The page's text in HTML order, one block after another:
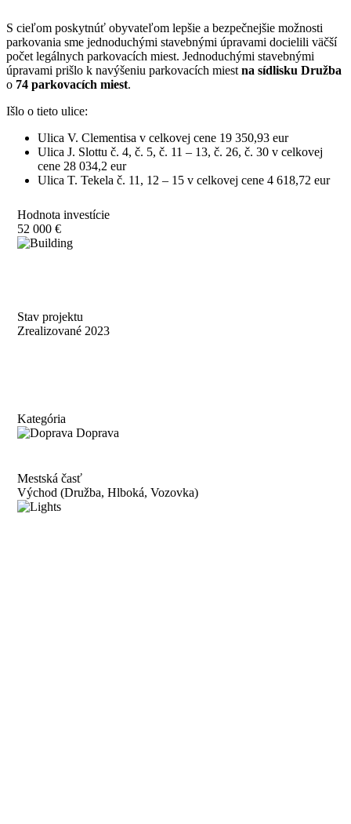
S cieľom poskytnúť obyvateľom lepšie a bezpečnejšie možnosti
parkovania sme jednoduchými stavebnými úpravami docielili väčší
počet legálnych parkovacích miest. Jednoduchými stavebnými
úpravami prišlo k navýšeniu parkovacích miestna sídlisku Družba
o 74 parkovacích miest.
Išlo o tieto ulice:
Ulica V. Clementisa v celkovej cene 19 350,93 eur
Ulica J. Slottu č. 4, č. 5, č. 11 – 13, č. 26, č. 30 v celkovej
cene 28 034,2 eur
Ulica T. Tekela č. 11, 12 – 15 v celkovej cene 4 618,72 eur
Hodnota investície
52 000 €
Stav projektu
Zrealizované 2023
Kategória
Doprava
Mestská časť
Východ (Družba, Hlboká, Vozovka)